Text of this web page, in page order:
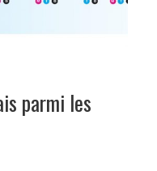
parmi les